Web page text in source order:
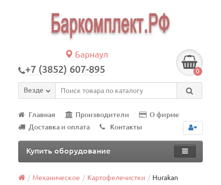
Барнаул
+7 (3852) 607-895 0
Везде
Главная Производители
О фирме
Доставка и оплата
Контакты
Купить оборудование
Механическое Картофелечистки Hurakan